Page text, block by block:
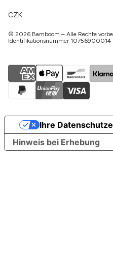
CZK
© 2026 Bamboom – Alle Rechte
Identifikationsnummer 10756900014
Hinweis bei Erhebung
Ihre